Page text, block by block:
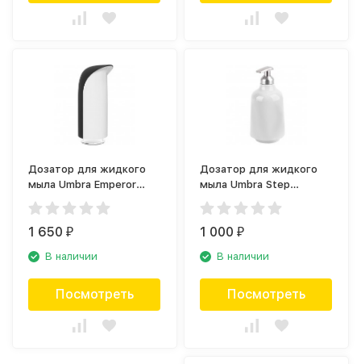
Дозатор для жидкого
мыла Umbra Emperor
1015548-050
1 650₽
В наличии
Посмотреть
Дозатор для жидкого
мыла Umbra Step
023838-660
1 000₽
В наличии
Посмотреть